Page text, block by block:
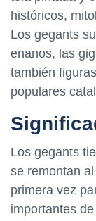
históricos,
Los gegants
enanos, las
también
populares
Los gegants
se remontan
primera vez
importantes